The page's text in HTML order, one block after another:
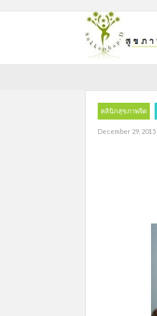
คลินิกสุขภาพจิต
December 29, 2015